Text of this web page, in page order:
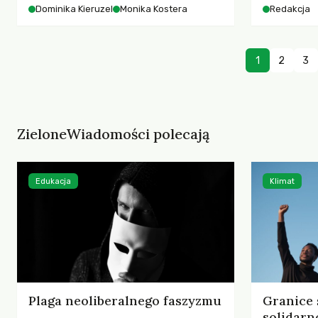
współczesnego miasta.
Dominika Kieruzel Monika Kostera Redakcja
1 2 3
ZieloneWiadomości polecają
Plaga neoliberalnego faszyzmu
Edukacja
Granice
Klimat